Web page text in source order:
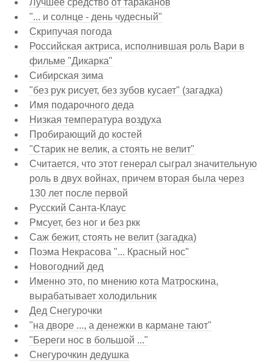
"... и солнце - день чудесный"
Скрипучая погода
Российская актриса, исполнившая роль Вари в
фильме "Дикарка"
Сибирская зима
"без рук рисует, без зубов кусает" (загадка)
Имя подарочного деда
Низкая температура воздуха
Пробирающий до костей
"Старик не велик, а стоять не велит"
Считается, что этот генерал сыграл значительную
роль в двух войнах, причем вторая была через
130 лет после первой
Русский Санта-Клаус
Рмсует, без ног и без ркк
Саж бежит, стоять не велит (загадка)
Поэма Некрасова "... Красный нос"
Новогодний дед
Именно это, по мнению кота Матроскина,
вырабатывает холодильник
Дед Снегурочки
"на дворе ..., а денежки в кармане тают"
"Береги нос в большой ..."
Снегурочкин дедушка